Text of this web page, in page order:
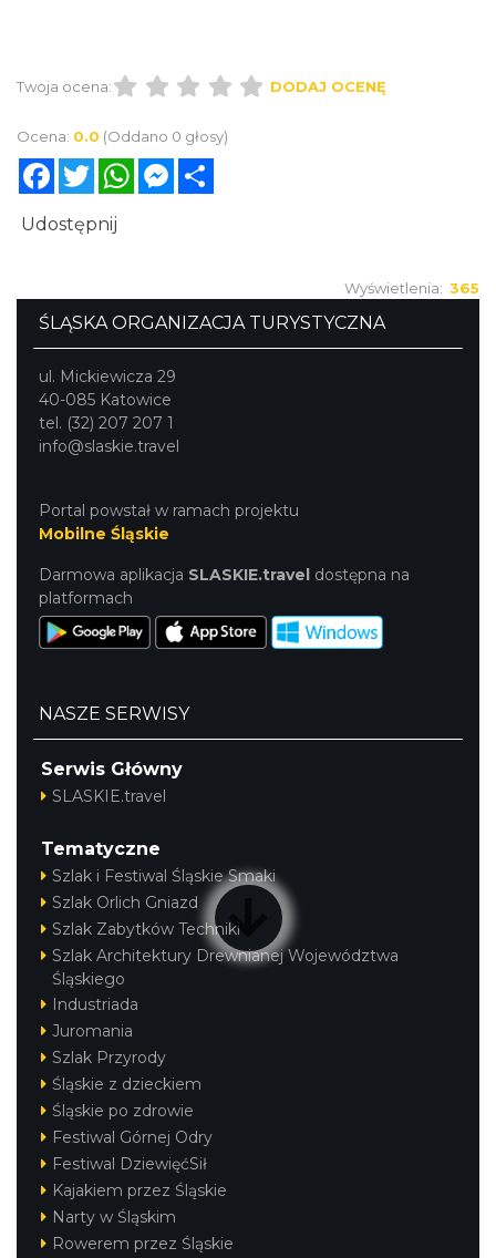
Twoja ocena: DODAJ OCENĘ
Ocena: 0.0 (Oddano 0 głosy)
FacebookTwitterWhatsAppMessenger
Udostępnij
Wyświetlenia: 365
ŚLĄSKA ORGANIZACJA TURYSTYCZNA
ul. Mickiewicza 29
40-085 Katowice
tel. (32) 207 207 1
info@slaskie.travel
Portal powstał w ramach projektu
Mobilne Śląskie
Darmowa aplikacja SLASKIE.travel dostępna na
platformach
NASZE SERWISY
Serwis Główny
SLASKIE.travel
Tematyczne
Szlak i Festiwal Śląskie Smaki
Szlak Orlich Gniazd
Szlak Zabytków Techniki
Szlak Architektury Drewnianej Województwa
Śląskiego
Industriada
Juromania
Szlak Przyrody
Śląskie z dzieckiem
Śląskie po zdrowie
Festiwal Górnej Odry
Festiwal DziewięćSił
Kajakiem przez Śląskie
Narty w Śląskim
Rowerem przez Śląskie